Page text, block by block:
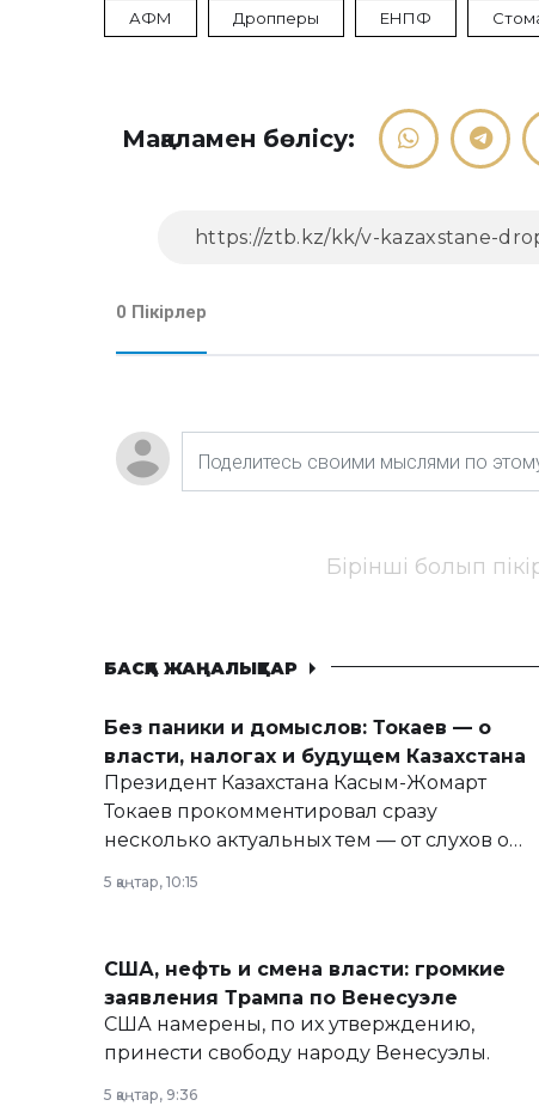
АФМ Дропперы ЕНПФ
Мақаламен бөлісу:
0 Пікірлер
Бірінші болып
БАСҚА ЖАҢАЛЫҚТАР
Без паники и домыслов: Токаев — о
власти, налогах и будущем Казахстана
Президент Казахстана Касым-Жомарт
Токаев прокомментировал сразу
несколько актуальных тем — от слухов о
армии, экономики и личного здоровья.
5 қаңтар, 10:15
США, нефть и смена власти: громкие
заявления Трампа по Венесуэле
США намерены, по их утверждению,
принести свободу народу Венесуэлы.
5 қаңтар, 9:36